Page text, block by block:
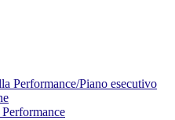
Performance/Piano esecutivo